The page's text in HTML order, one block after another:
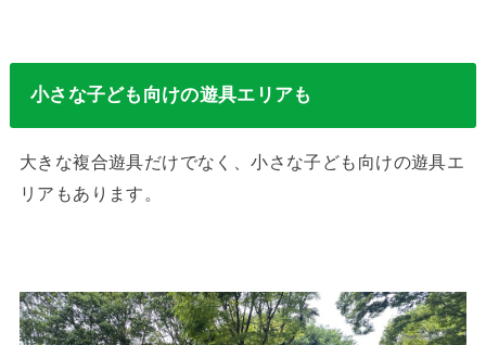
小さな子ども向けの遊具エリアも
大きな複合遊具だけでなく、小さな子ども向けの遊具エ
リアもあります。